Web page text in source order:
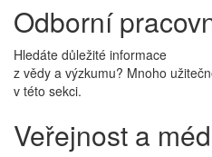
Odborní
Hledáte důležité informace
z vědy a výzkumu? Mnoho
v této sekci.
Veřejnost a